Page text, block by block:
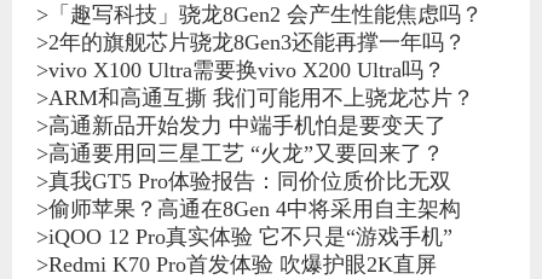
>「趣写科技」骁龙8Gen2 会产生性能焦虑吗？
>2年的旗舰芯片骁龙8Gen3还能再撑一年吗？
>vivo X100 Ultra需要换vivo X200 Ultra吗？
>ARM和高通互撕 我们可能用不上骁龙芯片？
>高通新品开始发力 中端手机怕是要变天了
>高通要用回三星工艺 “火龙”又要回来了？
>真我GT5 Pro体验报告：同价位质价比无双
>偷师苹果？高通在8Gen 4中将采用自主架构
>iQOO 12 Pro真实体验 它不只是“游戏手机”
>Redmi K70 Pro首发体验 吹爆护眼2K直屏